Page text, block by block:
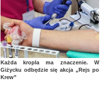
Każda kropla ma znaczenie. W
Giżycku odbędzie się akcja „Rejs po
Krew”